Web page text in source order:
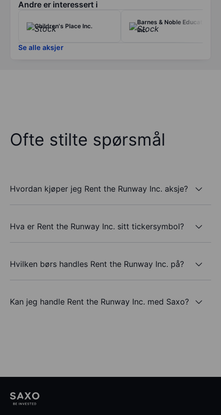
Andre er interessert i
Children's Place Inc.
Barnes & Noble Education
Inc.
Se alle aksjer
Ofte stilte spørsmål
Hvordan kjøper jeg Rent the Runway Inc. aksje?
Hva er Rent the Runway Inc. sitt tickersymbol?
Hvilken børs handles Rent the Runway Inc. på?
Kan jeg handle Rent the Runway Inc. med Saxo?